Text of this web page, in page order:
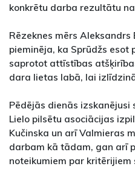
konkrētu darba rezultātu
Rēzeknes mērs
pieminēja, ka Sprūdžs esot
saprotot attīstības
dara lietas labā, lai
Pēdējās dienās
Lielo pilsētu asociācijas
Kučinska un arī Valmieras
darbam kā tādam, gan arī
noteikumiem par